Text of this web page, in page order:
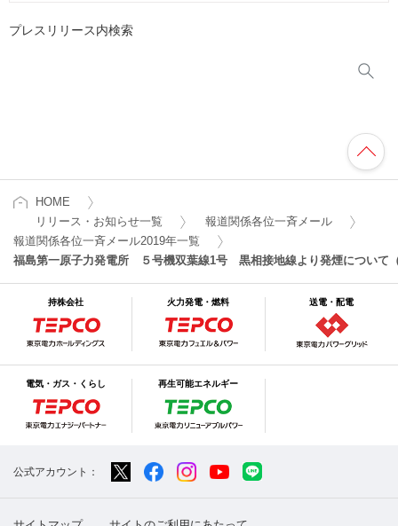
プレスリリース内検索
HOME
リリース・お知らせ一覧
報道関係各位一斉メール
報道関係各位一斉メール2019年一覧
福島第一原子力発電所 ５号機双葉線1号 黒相接地線より発煙について
持株会社 火力発電・燃料 送電・配電
電気・ガス・くらし 再生可能エネルギー
公式アカウント：